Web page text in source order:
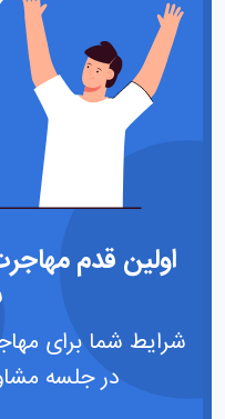
اولین قدم
شرایط شما برای
در جلسه